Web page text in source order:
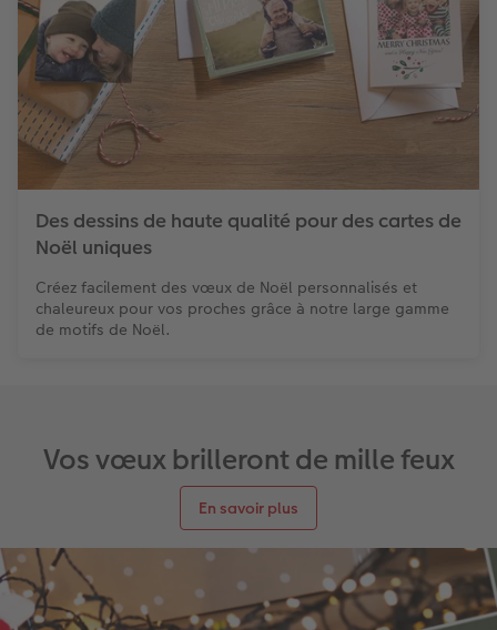
Des dessins de haute qualité pour des cartes de
Noël uniques
Créez facilement des vœux de Noël personnalisés et
chaleureux pour vos proches grâce à notre large gamme
de motifs de Noël.
Vos vœux brilleront de mille feux
En savoir plus